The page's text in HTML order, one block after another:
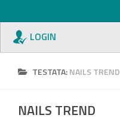
LOGIN
TESTATA:NAILS TREND
NAILS TREND